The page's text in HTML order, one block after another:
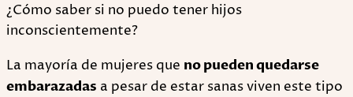
¿Cómo saber si no puedo tener hijos
inconscientemente?
La mayoría de mujeres que no pueden quedarse
embarazadas a pesar de estar sanas viven este tipo